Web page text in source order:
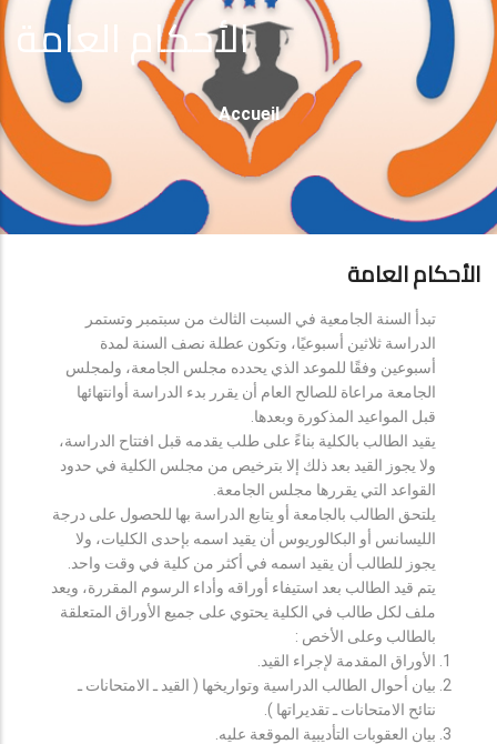
الأحكام العامة
Fil
D'Ariane
Accueil
الأحكام العامة
تبدأ السنة الجامعية في السبت الثالث من سبتمبر وتستمر
الدراسة ثلاثين أسبوعيًا، وتكون عطلة نصف السنة لمدة
أسبوعين وفقًا للموعد الذي يحدده مجلس الجامعة، ولمجلس
الجامعة مراعاة للصالح العام أن يقرر بدء الدراسة أوانتهائها
قبل المواعيد المذكورة وبعدها.
يقيد الطالب بالكلية بناءً على طلب يقدمه قبل افتتاح الدراسة،
ولا يجوز القيد بعد ذلك إلا بترخيص من مجلس الكلية في حدود
القواعد التي يقررها مجلس الجامعة.
يلتحق الطالب بالجامعة أو يتابع الدراسة بها للحصول على درجة
الليسانس أو البكالوريوس أن يقيد اسمه بإحدى الكليات، ولا
يجوز للطالب أن يقيد اسمه في أكثر من كلية في وقت واحد.
يتم قيد الطالب بعد استيفاء أوراقه وأداء الرسوم المقررة، ويعد
ملف لكل طالب في الكلية يحتوي على جميع الأوراق المتعلقة
بالطالب وعلى الأخص :
الأوراق المقدمة لإجراء القيد.
بيان أحوال الطالب الدراسية وتواريخها ( القيد ـ الامتحانات ـ
نتائح الامتحانات ـ تقديراتها ).
بيان العقوبات التأديبية الموقعة عليه.